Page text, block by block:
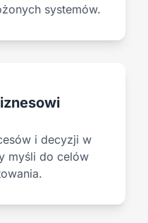
systemów.
i decyzji w
myśli do celów